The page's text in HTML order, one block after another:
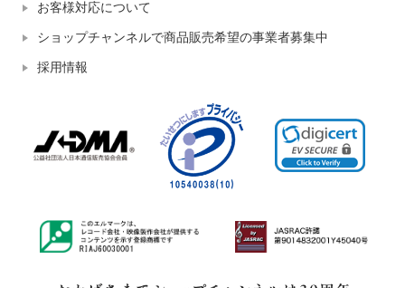
お客様対応について
ショップチャンネルで商品販売希望の事業者募集中
採用情報